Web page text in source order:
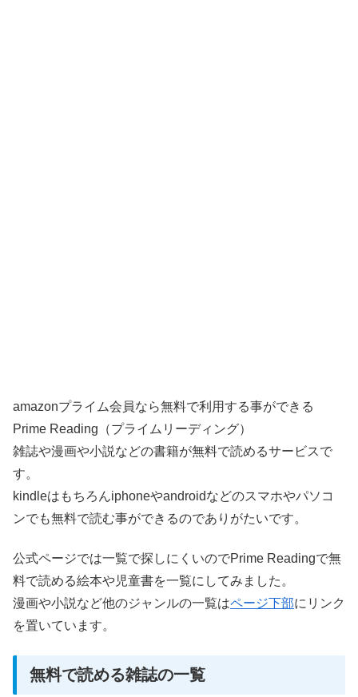
amazonプライム会員なら無料で利用する事ができる
Prime Reading（プライムリーディング）
雑誌や漫画や小説などの書籍が無料で読めるサービスで
す。
kindleはもちろんiphoneやandroidなどのスマホやパソコ
ンでも無料で読む事ができるのでありがたいです。
公式ページでは一覧で探しにくいのでPrime Readingで無
料で読める絵本や児童書を一覧にしてみました。
漫画や小説など他のジャンルの一覧はページ下部にリンク
を置いています。
無料で読める雑誌の一覧